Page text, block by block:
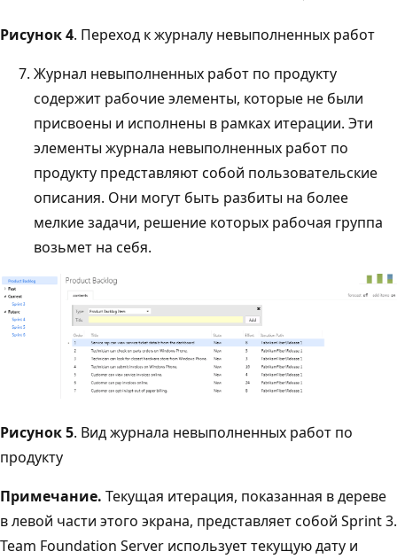
Рисунок 4. Переход к журналу невыполненных работ
Журнал невыполненных работ по продукту
содержит рабочие элементы, которые не были
присвоены и исполнены в рамках итерации. Эти
элементы журнала невыполненных работ по
продукту представляют собой пользовательские
описания. Они могут быть разбиты на более
мелкие задачи, решение которых рабочая группа
возьмет на себя.
Рисунок 5. Вид журнала невыполненных работ по
продукту
Примечание. Текущая итерация, показанная в дереве
в левой части этого экрана, представляет собой Sprint 3.
Team Foundation Server использует текущую дату и